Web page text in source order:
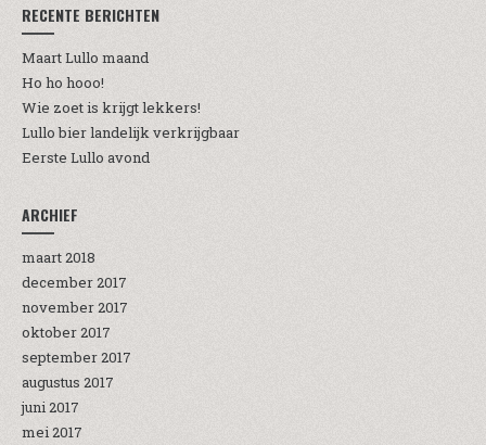
RECENTE BERICHTEN
Maart Lullo maand
Ho ho hooo!
Wie zoet is krijgt lekkers!
Lullo bier landelijk verkrijgbaar
Eerste Lullo avond
ARCHIEF
maart 2018
december 2017
november 2017
oktober 2017
september 2017
augustus 2017
juni 2017
mei 2017